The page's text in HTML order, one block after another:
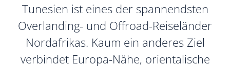
Tunesien ist eines der spannendsten
Overlanding- und Offroad-Reiseländer
Nordafrikas. Kaum ein anderes Ziel
verbindet Europa-Nähe, orientalische